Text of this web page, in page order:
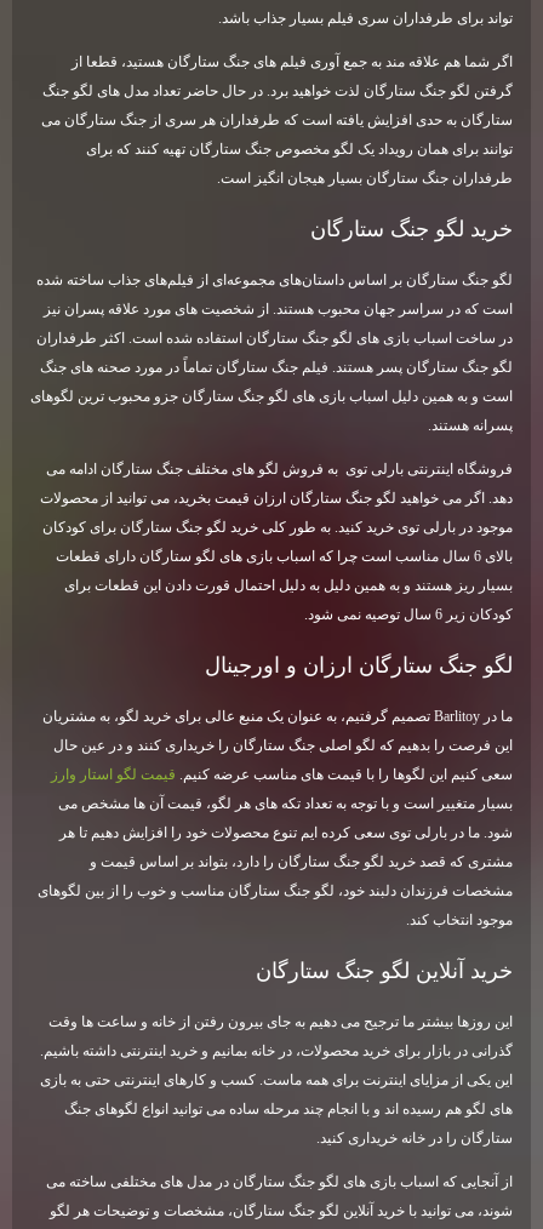
تواند برای طرفداران سری فیلم بسیار جذاب باشد.
اگر شما هم علاقه مند به جمع آوری فیلم های جنگ ستارگان هستید، قطعا از
گرفتن لگو جنگ ستارگان لذت خواهید برد. در حال حاضر تعداد مدل های لگو جنگ
ستارگان به حدی افزایش یافته است که طرفداران هر سری از جنگ ستارگان می
توانند برای همان رویداد یک لگو مخصوص جنگ ستارگان تهیه کنند که برای
طرفداران جنگ ستارگان بسیار هیجان انگیز است.
خرید لگو جنگ ستارگان
لگو جنگ ستارگان بر اساس داستان‌های مجموعه‌ای از فیلم‌های جذاب ساخته شده
است که در سراسر جهان محبوب هستند. از شخصیت های مورد علاقه پسران نیز
در ساخت اسباب بازی های لگو جنگ ستارگان استفاده شده است. اکثر طرفداران
لگو جنگ ستارگان پسر هستند. فیلم جنگ ستارگان تماماً در مورد صحنه های جنگ
است و به همین دلیل اسباب بازی های لگو جنگ ستارگان جزو محبوب ترین لگوهای
پسرانه هستند.
فروشگاه اینترنتی بارلی توی به فروش لگو های مختلف جنگ ستارگان ادامه می
دهد. اگر می خواهید لگو جنگ ستارگان ارزان قیمت بخرید، می توانید از محصولات
موجود در بارلی توی خرید کنید. به طور کلی خرید لگو جنگ ستارگان برای کودکان
بالای 6 سال مناسب است چرا که اسباب بازی های لگو ستارگان دارای قطعات
بسیار ریز هستند و به همین دلیل به دلیل احتمال قورت دادن این قطعات برای
کودکان زیر 6 سال توصیه نمی شود.
لگو جنگ ستارگان ارزان و اورجینال
ما در Barlitoy تصمیم گرفتیم، به عنوان یک منبع عالی برای خرید لگو، به مشتریان
این فرصت را بدهیم که لگو اصلی جنگ ستارگان را خریداری کنند و در عین حال
سعی کنیم این لگوها را با قیمت های مناسب عرضه کنیم. قیمت لگو استار وارز
بسیار متغییر است و با توجه به تعداد تکه های هر لگو، قیمت آن ها مشخص می
شود. ما در بارلی توی سعی کرده ایم تنوع محصولات خود را افزایش دهیم تا هر
مشتری که قصد خرید لگو جنگ ستارگان را دارد، بتواند بر اساس قیمت و
مشخصات فرزندان دلبند خود، لگو جنگ ستارگان مناسب و خوب را از بین لگوهای
موجود انتخاب کند.
خرید آنلاین لگو جنگ ستارگان
این روزها بیشتر ما ترجیح می دهیم به جای بیرون رفتن از خانه و ساعت ها وقت
گذرانی در بازار برای خرید محصولات، در خانه بمانیم و خرید اینترنتی داشته باشیم.
این یکی از مزایای اینترنت برای همه ماست. کسب و کارهای اینترنتی حتی به بازی
های لگو هم رسیده اند و با انجام چند مرحله ساده می توانید انواع لگوهای جنگ
ستارگان را در خانه خریداری کنید.
از آنجایی که اسباب بازی های لگو جنگ ستارگان در مدل های مختلفی ساخته می
شوند، می توانید با خرید آنلاین لگو جنگ ستارگان، مشخصات و توضیحات هر لگو